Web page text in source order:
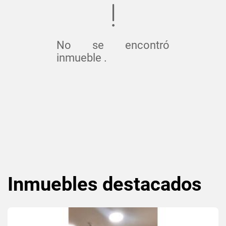
No se encontró
inmueble .
Inmuebles destacados